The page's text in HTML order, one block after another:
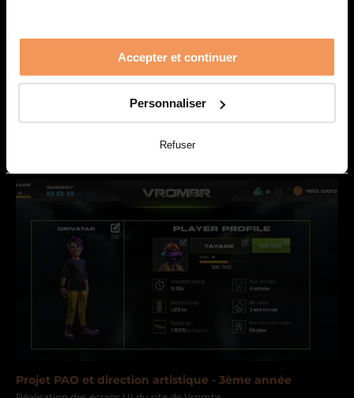
Accepter et continuer
Personnaliser
Refuser
Produire avec les autres écoles un mini jeu mobile - exemple d'un
Projet PAO et direction artistique - 3ème année